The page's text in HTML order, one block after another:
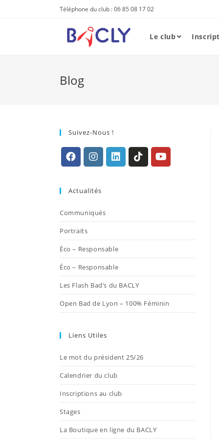
Téléphone du club : 06 85 08 17 02
Le club
Blog
Suivez-Nous !
un
nouvel
nouvel
Actualités
Communiqués
Portraits
Éco – Responsable
Éco – Responsable
Les Flash Bad’s du BACLY
Open Bad de Lyon – 100% Féminin
Liens Utiles
Le mot du président 25/26
Calendrier du club
Inscriptions au club
Stages
La Boutique en ligne du BACLY